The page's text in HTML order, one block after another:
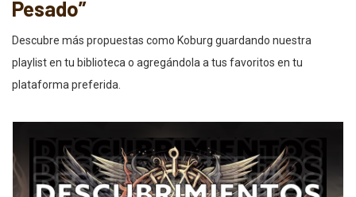
Pesado”
Descubre más propuestas como Koburg guardando nuestra
playlist en tu biblioteca o agregándola a tus favoritos en tu
plataforma preferida.